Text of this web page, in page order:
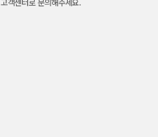
객센터로 문의해주세요.